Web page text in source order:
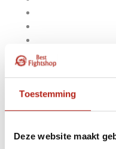
Toestemming
Deze website maakt